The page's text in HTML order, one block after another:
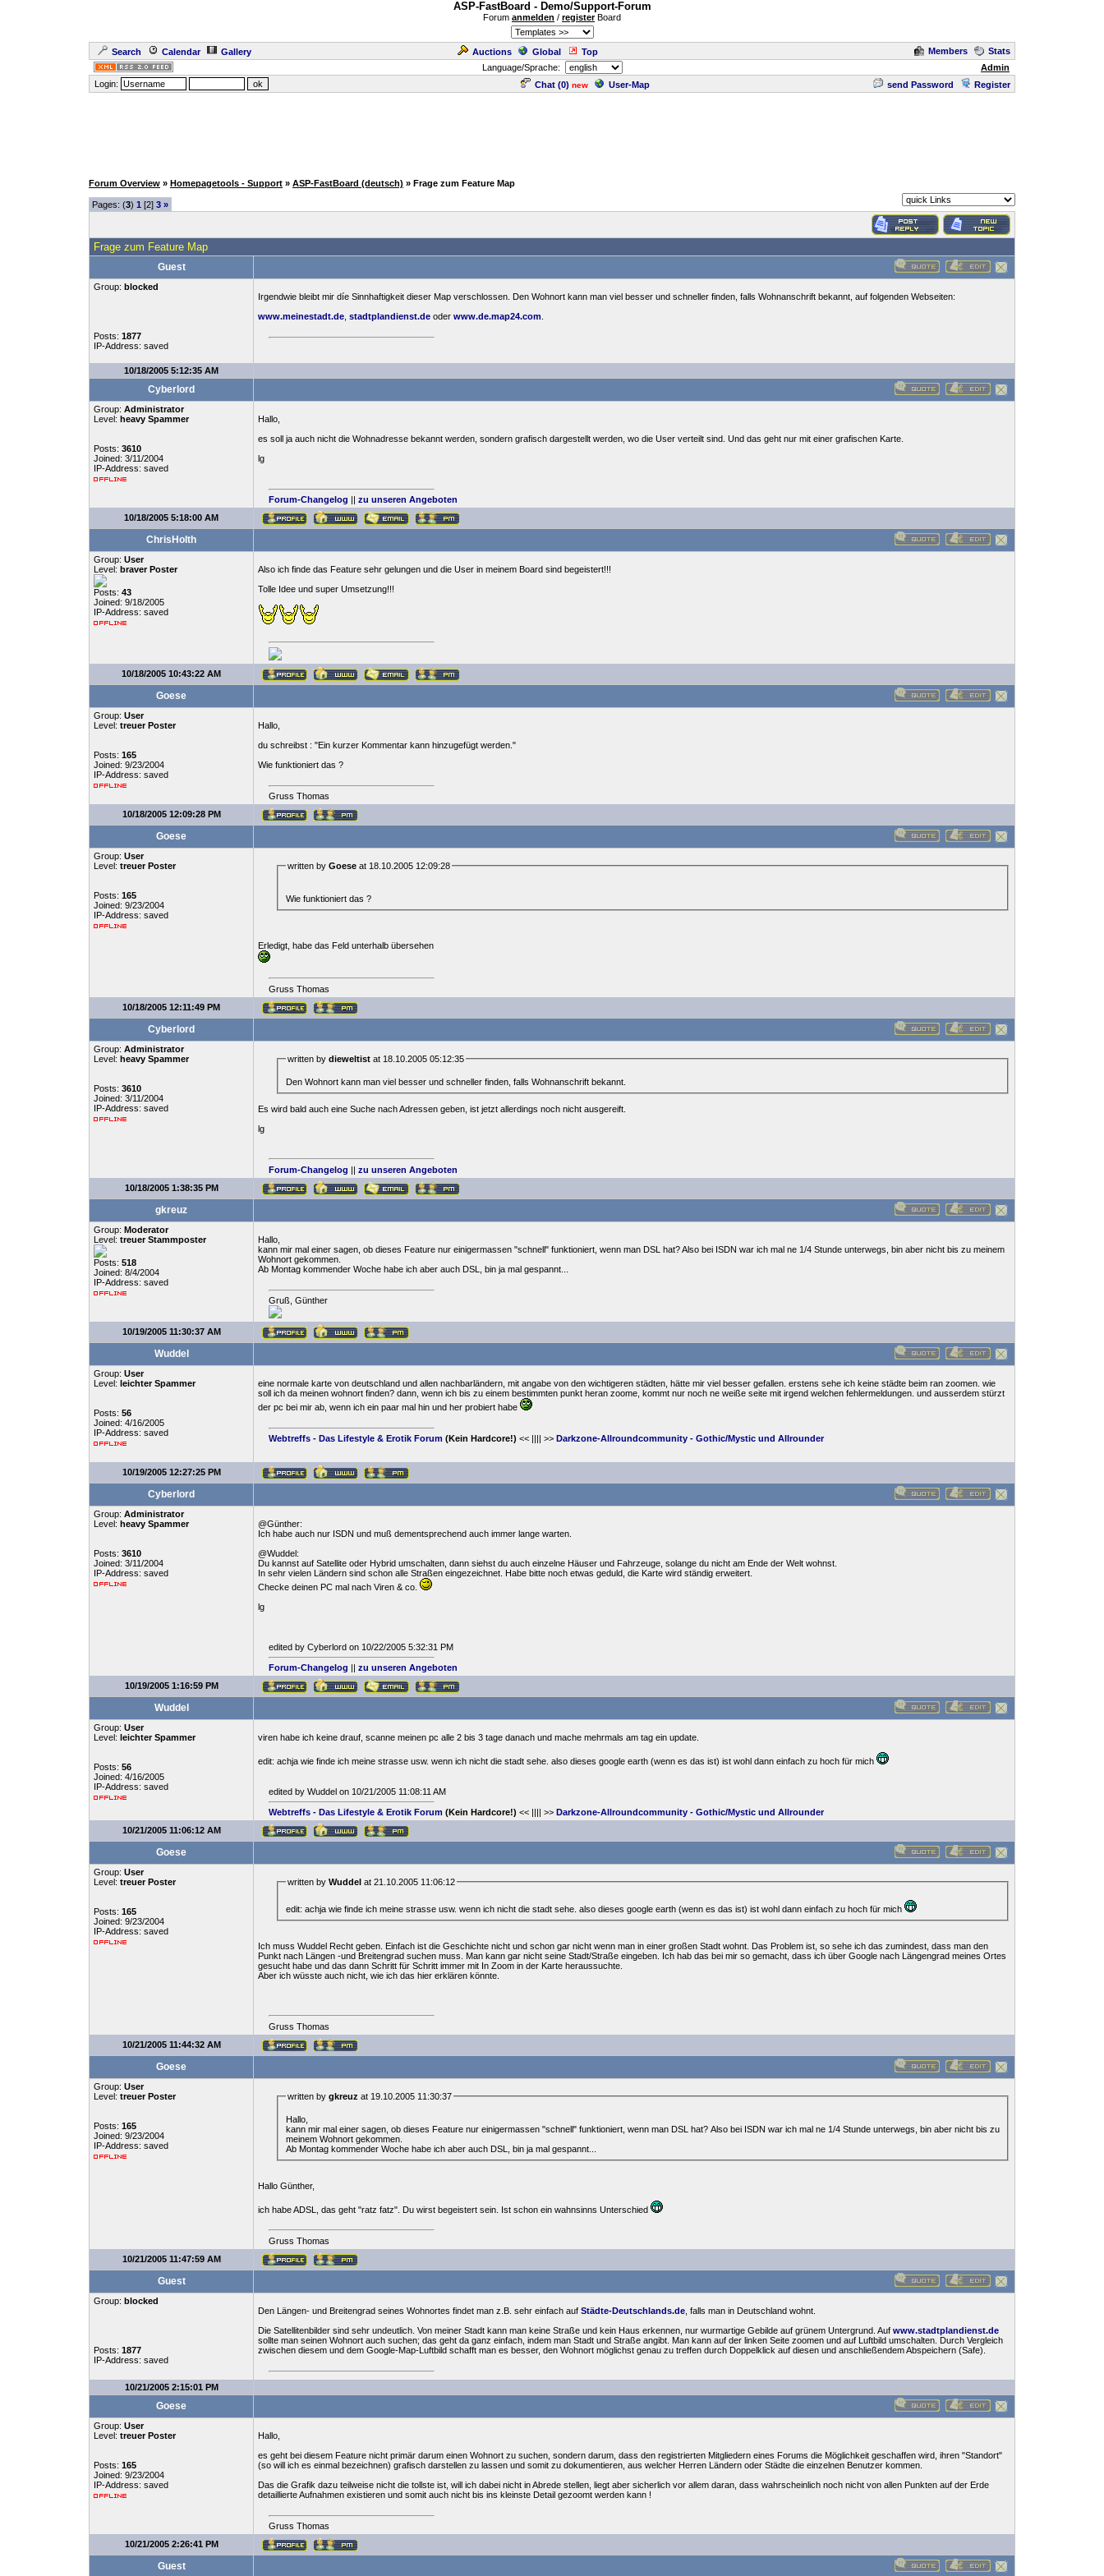
ASP-FastBoard - Demo/Support-Forum
Forum anmelden / registerBoard
Search Calendar Gallery Auctions Global Top Members
Stats
Language/Sprache:
Admin
Login:
Chat (0) new User-Map send Password Register
Forum Overview » Homepagetools - Support » ASP-FastBoard (deutsch) » Frage zum Feature Map
Pages: (3) 1 [2] 3 »
Frage zum Feature Map
Guest
Group: blocked
Posts: 1877
IP-Address: saved
Irgendwie bleibt mir díe Sinnhaftigkeit dieser Map verschlossen. Den Wohnort kann man viel besser und schneller finden, falls Wohnanschrift bekannt, auf folgenden Webseiten:
www.meinestadt.de stadtplandienst.de oder www.de.map24.com
10/18/2005 5:12:35 AM
Cyberlord
Group: Administrator
Level: heavy Spammer
Posts: 3610
Joined: 3/11/2004
IP-Address: saved
Hallo,
es soll ja auch nicht die Wohnadresse bekannt werden, sondern grafisch dargestellt werden, wo die User verteilt sind. Und das geht nur mit einer grafischen Karte.
lg
Forum-Changelog || zu unseren Angeboten
10/18/2005 5:18:00 AM
ChrisHolth
Group: User
Level: braver Poster
Posts: 43
Joined: 9/18/2005
IP-Address: saved
Also ich finde das Feature sehr gelungen und die User in meinem Board sind begeistert!!!
Tolle Idee und super Umsetzung!!!
10/18/2005 10:43:22 AM
Goese
Group: User
Level: treuer Poster
Posts: 165
Joined: 9/23/2004
IP-Address: saved
Hallo,
du schreibst : "Ein kurzer Kommentar kann hinzugefügt werden."
Wie funktioniert das ?
Gruss Thomas
10/18/2005 12:09:28 PM
Goese
Group: User
Level: treuer Poster
Posts: 165
Joined: 9/23/2004
IP-Address: saved
written by Goeseat 18.10.2005 12:09:28
Wie funktioniert das ?
Erledigt, habe das Feld unterhalb übersehen
Gruss Thomas
10/18/2005 12:11:49 PM
Cyberlord
Group: Administrator
Level: heavy Spammer
Posts: 3610
Joined: 3/11/2004
IP-Address: saved
written by dieweltistat 18.10.2005 05:12:35
Den Wohnort kann man viel besser und schneller finden, falls Wohnanschrift bekannt.
Es wird bald auch eine Suche nach Adressen geben, ist jetzt allerdings noch nicht ausgereift.
lg
Forum-Changelog || zu unseren Angeboten
10/18/2005 1:38:35 PM
gkreuz
Group: Moderator
Level: treuer Stammposter
Posts: 518
Joined: 8/4/2004
IP-Address: saved
Hallo,
kann mir mal einer sagen, ob dieses Feature nur einigermassen "schnell" funktioniert, wenn man DSL hat? Also bei ISDN war ich mal ne 1/4 Stunde unterwegs, bin aber nicht bis zu meinem
Wohnort gekommen.
Ab Montag kommender Woche habe ich aber auch DSL, bin ja mal gespannt...
Gruß, Günther
10/19/2005 11:30:37 AM
Wuddel
Group: User
Level: leichter Spammer
Posts: 56
Joined: 4/16/2005
IP-Address: saved
eine normale karte von deutschland und allen nachbarländern, mit angabe von den wichtigeren städten, hätte mir viel besser gefallen. erstens sehe ich keine städte beim ran zoomen. wie
soll ich da meinen wohnort finden? dann, wenn ich bis zu einem bestimmten punkt heran zoome, kommt nur noch ne weiße seite mit irgend welchen fehlermeldungen. und ausserdem stürzt
der pc bei mir ab, wenn ich ein paar mal hin und her probiert habe
Webtreffs - Das Lifestyle & Erotik Forum (Kein Hardcore!) << |||| >> Darkzone-Allroundcommunity - Gothic/Mystic und Allrounder
10/19/2005 12:27:25 PM
Cyberlord
Group: Administrator
Level: heavy Spammer
Posts: 3610
Joined: 3/11/2004
IP-Address: saved
@Günther:
Ich habe auch nur ISDN und muß dementsprechend auch immer lange warten.
@Wuddel:
Du kannst auf Satellite oder Hybrid umschalten, dann siehst du auch einzelne Häuser und Fahrzeuge, solange du nicht am Ende der Welt wohnst.
In sehr vielen Ländern sind schon alle Straßen eingezeichnet. Habe bitte noch etwas geduld, die Karte wird ständig erweitert.
Checke deinen PC mal nach Viren & co.
lg
edited by Cyberlord on 10/22/2005 5:32:31 PM
Forum-Changelog || zu unseren Angeboten
10/19/2005 1:16:59 PM
Wuddel
Group: User
Level: leichter Spammer
Posts: 56
Joined: 4/16/2005
IP-Address: saved
viren habe ich keine drauf, scanne meinen pc alle 2 bis 3 tage danach und mache mehrmals am tag ein update.
edit: achja wie finde ich meine strasse usw. wenn ich nicht die stadt sehe. also dieses google earth (wenn es das ist) ist wohl dann einfach zu hoch für mich
edited by Wuddel on 10/21/2005 11:08:11 AM
Webtreffs - Das Lifestyle & Erotik Forum (Kein Hardcore!) << |||| >> Darkzone-Allroundcommunity - Gothic/Mystic und Allrounder
10/21/2005 11:06:12 AM
Goese
Group: User
Level: treuer Poster
Posts: 165
Joined: 9/23/2004
IP-Address: saved
written by Wuddelat 21.10.2005 11:06:12
edit: achja wie finde ich meine strasse usw. wenn ich nicht die stadt sehe. also dieses google earth (wenn es das ist) ist wohl dann einfach zu hoch für mich
Ich muss Wuddel Recht geben. Einfach ist die Geschichte nicht und schon gar nicht wenn man in einer großen Stadt wohnt. Das Problem ist, so sehe ich das zumindest, dass man den
Punkt nach Längen -und Breitengrad suchen muss. Man kann gar nicht seine Stadt/Straße eingeben. Ich hab das bei mir so gemacht, dass ich über Google nach Längengrad meines Ortes
gesucht habe und das dann Schritt für Schritt immer mit In Zoom in der Karte heraussuchte.
Aber ich wüsste auch nicht, wie ich das hier erklären könnte.
Gruss Thomas
10/21/2005 11:44:32 AM
Goese
Group: User
Level: treuer Poster
Posts: 165
Joined: 9/23/2004
IP-Address: saved
written by gkreuz at 19.10.2005 11:30:37
Hallo,
kann mir mal einer sagen, ob dieses Feature nur einigermassen "schnell" funktioniert, wenn man DSL hat? Also bei ISDN war ich mal ne 1/4 Stunde unterwegs, bin aber nicht bis zu
meinem Wohnort gekommen.
Ab Montag kommender Woche habe ich aber auch DSL, bin ja mal gespannt...
Hallo Günther,
ich habe ADSL, das geht "ratz fatz". Du wirst begeistert sein. Ist schon ein wahnsinns Unterschied
Gruss Thomas
10/21/2005 11:47:59 AM
Guest
Group: blocked
Posts: 1877
IP-Address: saved
Den Längen- und Breitengrad seines Wohnortes findet man z.B. sehr einfach auf Städte-Deutschlands.de , falls man in Deutschland wohnt.
Die Satellitenbilder sind sehr undeutlich. Von meiner Stadt kann man keine Straße und kein Haus erkennen, nur wurmartige Gebilde auf grünem Untergrund. Auf www.stadtplandienst.de
sollte man seinen Wohnort auch suchen; das geht da ganz einfach, indem man Stadt und Straße angibt. Man kann auf der linken Seite zoomen und auf Luftbild umschalten. Durch Vergleich
zwischen diesem und dem Google-Map-Luftbild schafft man es besser, den Wohnort möglichst genau zu treffen durch Doppelklick auf diesen und anschließendem Abspeichern (Safe).
10/21/2005 2:15:01 PM
Goese
Group: User
Level: treuer Poster
Posts: 165
Joined: 9/23/2004
IP-Address: saved
Hallo,
es geht bei diesem Feature nicht primär darum einen Wohnort zu suchen, sondern darum, dass den registrierten Mitgliedern eines Forums die Möglichkeit geschaffen wird, ihren "Standort"
(so will ich es einmal bezeichnen) grafisch darstellen zu lassen und somit zu dokumentieren, aus welcher Herren Ländern oder Städte die einzelnen Benutzer kommen.
Das die Grafik dazu teilweise nicht die tollste ist, will ich dabei nicht in Abrede stellen, liegt aber sicherlich vor allem daran, dass wahrscheinlich noch nicht von allen Punkten auf der Erde
detaillierte Aufnahmen existieren und somit auch nicht bis ins kleinste Detail gezoomt werden kann !
Gruss Thomas
10/21/2005 2:26:41 PM
Guest